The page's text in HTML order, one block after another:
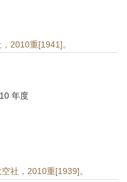
2010重[1941]。
年度
社，2010重[1939]。